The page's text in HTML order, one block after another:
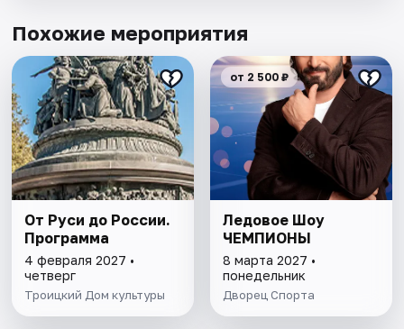
Похожие мероприятия
От Руси до России.
Программа
4 февраля 2027 •
четверг
Троицкий Дом культуры
от 2 500 ₽
Ледовое Шоу
ЧЕМПИОНЫ
8 марта 2027 •
понедельник
Дворец Спорта